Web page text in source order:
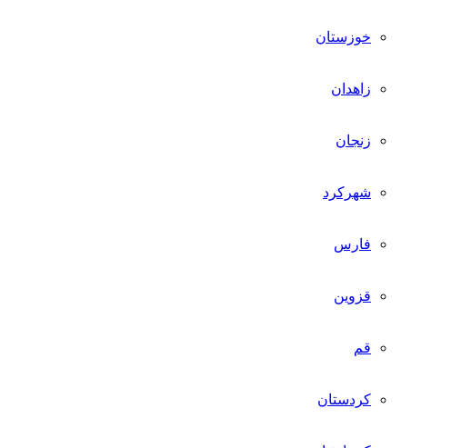
خوزستان
زاهدان
زنجان
شهرکرد
فارس
قزوین
قم
کردستان